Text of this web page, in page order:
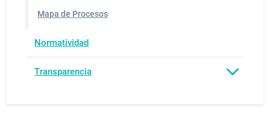
Mapa de Procesos
Normatividad
Transparencia